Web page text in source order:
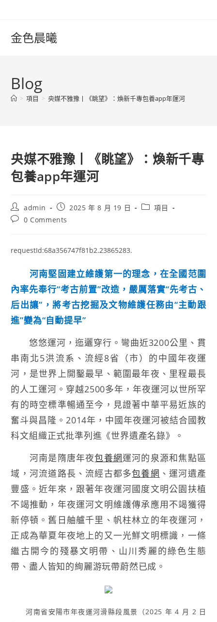
content金色晨曦
Blog
> 項目 > 央媒不雅豫丨《眺望》：煥新千專包養app年運河
央媒不雅豫丨《眺望》：煥新千專
包養app年運河
Post
author:
admin
Post
published:
2025 年 8 月 19 日
Post項目
Post0 Comments
requestId:68a356747f81b2.23865283.
河南堅固建立維護第一的理念，在全國范圍
內率先奉行“考古前置”改造，嚴厲落實“先考古、
后出讓”，將考古挖掘及文物維護任務由“主動跟
進”變為“自動提早”
悠悠運河，迤邐穿行。彎曲近3200公里、貫
串南北5洪流系、流經8省（市）的中國年夜運
河，是世界上開鑿最早、範圍最年夜、里程最長
的人工運河。穿越2500多年，年夜運河以世所罕
有的時空標準暢通至今，見證著中華平易近族的
奮斗與昌隆。2014年，中國年夜運河被結合國教
科文組織正式批準列進《世界遺產名錄》。
河南是隋唐年夜包養網運河的泉源和焦點區
域，河流道路長、流經古都多包養網 、運河遺產
豐盛。近年來，跟著年夜運河國度文明公園扶植
不竭推動，年夜運河文明維護傳承應用不竭獲得
新停頓。舊日舳艫千里、帆柱林立的年夜運河，
正成為華夏年夜地上的又一光鮮文明標識，一條
繼古開今的殘暴文明帶、山川秀麗的綠色生態
帶、盡人皆知的絢麗游玩帶蔚然已成。
河南省安陽市年夜運河滑縣段風景（2025 年 4 月 2 日